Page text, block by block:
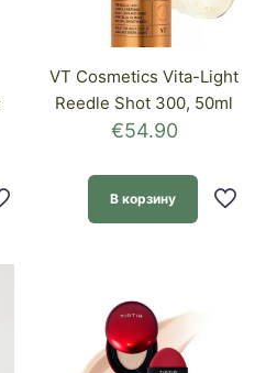
VT Cosmetics Vita-Light
Reedle Shot 300, 50ml
€54.90
В корзину